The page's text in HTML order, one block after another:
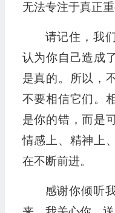
无法专注于真正重
请记住，我
认为你自己造成
是真的。所以，
不要相信它们。
是你的错，而是
情感上、精神上
在不断前进。
感谢你倾听